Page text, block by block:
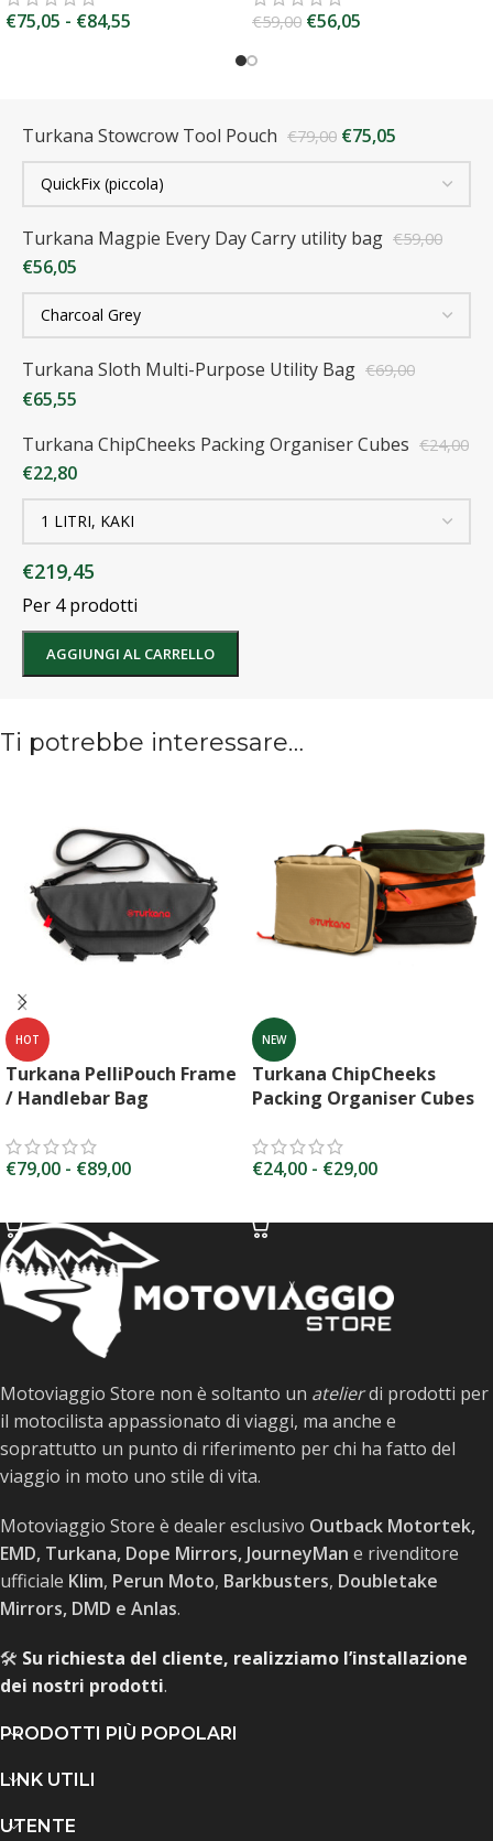
€75,05 - €84,55 €59,00 €56,05
Turkana Stowcrow Tool Pouch €79,00 €75,05
Turkana Magpie Every Day Carry utility bag €59,00
€56,05
Turkana Sloth Multi-Purpose Utility Bag €69,00
€65,55
Turkana ChipCheeks Packing Organiser Cubes €24,00
€22,80
€219,45
Per 4 prodotti
AGGIUNGI AL CARRELLO
Ti potrebbe interessare…
HOT
Turkana PelliPouch Frame
/ Handlebar Bag
€79,00 - €89,00
NEW
Turkana ChipCheeks
Packing Organiser Cubes
€24,00 - €29,00
Motoviaggio Store non è soltanto un atelierdi prodotti per
il motocilista appassionato di viaggi, ma anche e
soprattutto un punto di riferimento per chi ha fatto del
viaggio in moto uno stile di vita.
Motoviaggio Store è dealer esclusivo Outback Motortek,
EMD, Turkana, Dope Mirrors, JourneyMan e rivenditore
ufficiale Klim, Perun Moto, Barkbusters, Doubletake
Mirrors, DMD e Anlas.
🛠️ Su richiesta del cliente, realizziamo l’installazione
dei nostri prodotti.
PRODOTTI PIÙ POPOLARI
LINK UTILI
UTENTE